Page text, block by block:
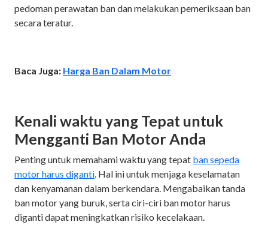
pedoman perawatan ban dan melakukan pemeriksaan ban
secara teratur.
Baca Juga: Harga Ban Dalam Motor
Kenali waktu yang Tepat untuk
Mengganti Ban Motor Anda
Penting untuk memahami waktu yang tepat ban sepeda
motor harus diganti . Hal ini untuk menjaga keselamatan
dan kenyamanan dalam berkendara. Mengabaikan tanda
ban motor yang buruk, serta ciri-ciri ban motor harus
diganti dapat meningkatkan risiko kecelakaan.